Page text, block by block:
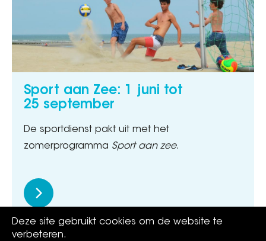
Sport aan Zee: 1 juni tot
25 september
De sportdienst pakt uit met het
zomerprogramma Sport aan zee.
Deze site gebruikt cookies om de website te
verbeteren.